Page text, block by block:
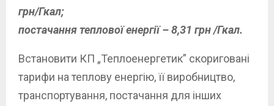
грн/Гкал;
постачання теплової енергії – 8,31 грн /Гкал.
Встановити КП „Теплоенергетик” скориговані
тарифи на теплову енергію, її виробництво,
транспортування, постачання для інших